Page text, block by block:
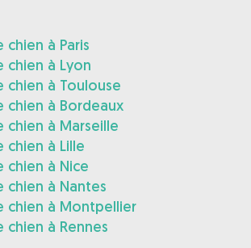
chien à Paris
chien à Lyon
chien à Toulouse
chien à Bordeaux
chien à Marseille
chien à Lille
chien à Nice
chien à Nantes
chien à Montpellier
chien à Rennes